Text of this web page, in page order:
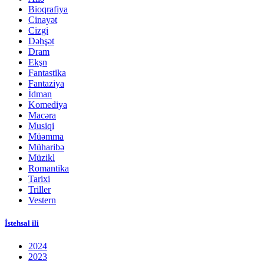
Bioqrafiya
Cinayət
Cizgi
Dəhşət
Dram
Ekşn
Fantastika
Fantaziya
İdman
Komediya
Macəra
Musiqi
Müəmma
Müharibə
Müzikl
Romantika
Tarixi
Triller
Vestern
İstehsal ili
2024
2023